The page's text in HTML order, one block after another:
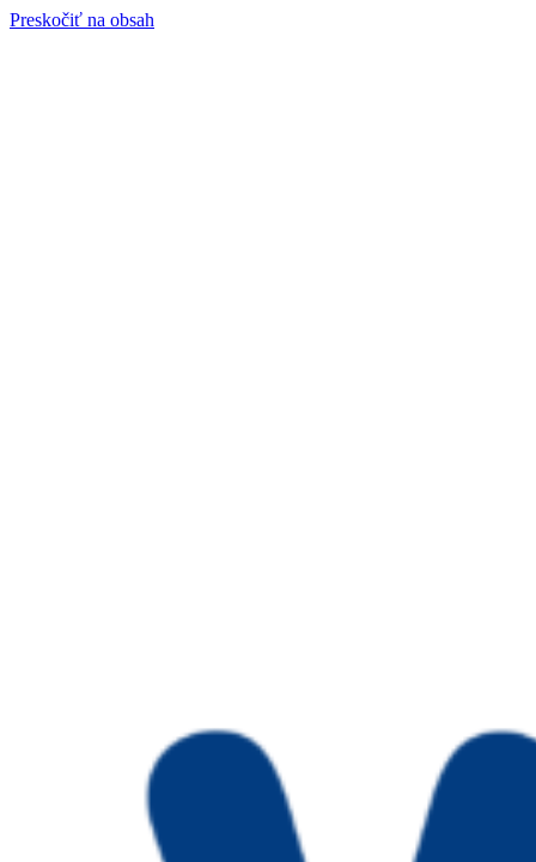
Preskočiť na obsah